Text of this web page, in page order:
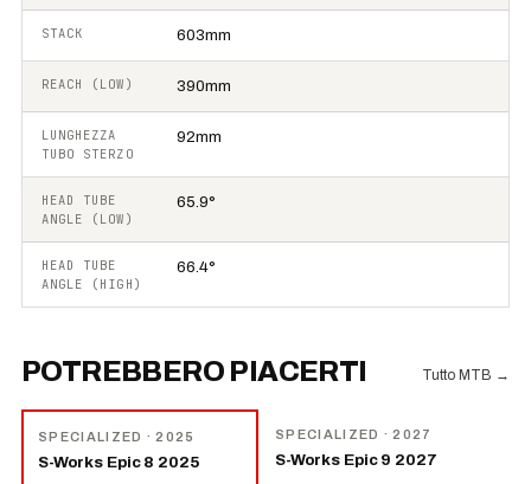
STACK 603mm
REACH (LOW) 390mm
LUNGHEZZA
TUBO STERZO
92mm
HEAD TUBE
ANGLE (LOW)
65.9°
HEAD TUBE
ANGLE (HIGH)
66.4°
POTREBBERO PIACERTI Tutto MTB →
SPECIALIZED · 2025
S-Works Epic 8 2025
SPECIALIZED · 2027
S-Works Epic 9 2027